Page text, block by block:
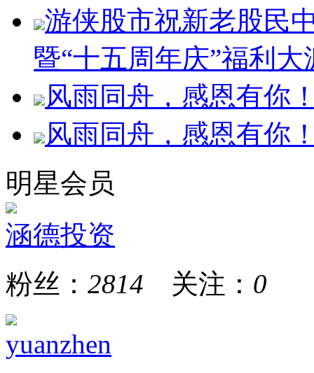
游侠股市祝新老股民
暨“十五周年庆”福利
风雨同舟，感恩有你
风雨同舟，感恩有你
明星会员
涵德投资
粉丝： 2814 关注： 0
yuanzhen